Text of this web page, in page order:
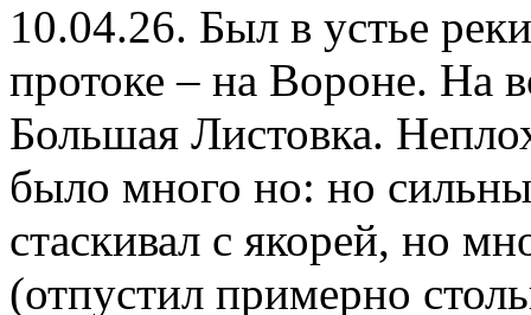
10.04.26. Был в устье
протоке – на Вороне. На
Большая Листовка.
было много но: но
стаскивал с якорей, но
(отпустил примерно